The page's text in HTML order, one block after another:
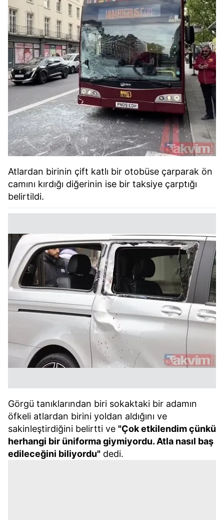
Atlardan birinin çift katlı bir otobüse çarparak ön
camını kırdığı diğerinin ise bir taksiye çarptığı
belirtildi.
Görgü tanıklarından biri sokaktaki bir adamın
öfkeli atlardan birini yoldan aldığını ve
sakinleştirdiğini belirtti ve "Çok etkilendim çünkü
herhangi bir üniforma giymiyordu. Atla nasıl baş
edileceğini biliyordu" dedi.